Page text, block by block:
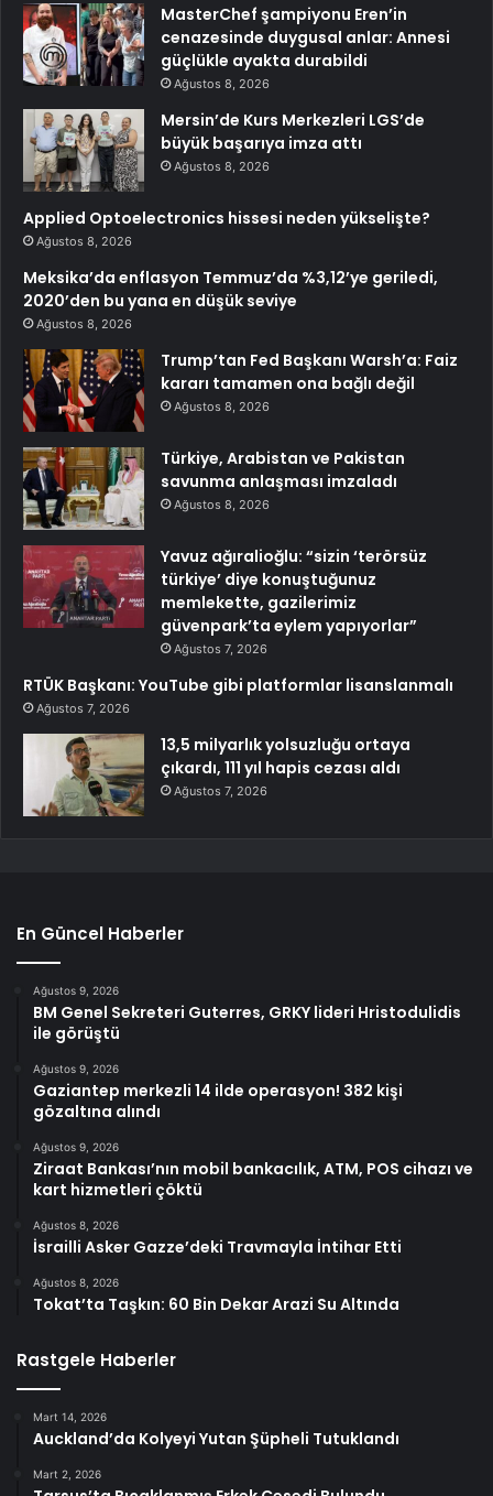
MasterChef şampiyonu Eren’in
cenazesinde duygusal anlar: Annesi
güçlükle ayakta durabildi
Ağustos 8, 2026
Mersin’de Kurs Merkezleri LGS’de
büyük başarıya imza attı
Ağustos 8, 2026
Applied Optoelectronics hissesi neden yükselişte?
Ağustos 8, 2026
Meksika’da enflasyon Temmuz’da %3,12’ye geriledi,
2020’den bu yana en düşük seviye
Ağustos 8, 2026
Trump’tan Fed Başkanı Warsh’a: Faiz
kararı tamamen ona bağlı değil
Ağustos 8, 2026
Türkiye, Arabistan ve Pakistan
savunma anlaşması imzaladı
Ağustos 8, 2026
Yavuz ağıralioğlu: “sizin ‘terörsüz
türkiye’ diye konuştuğunuz
memlekette, gazilerimiz
güvenpark’ta eylem yapıyorlar”
Ağustos 7, 2026
RTÜK Başkanı: YouTube gibi platformlar lisanslanmalı
Ağustos 7, 2026
13,5 milyarlık yolsuzluğu ortaya
çıkardı, 111 yıl hapis cezası aldı
Ağustos 7, 2026
En Güncel Haberler
Ağustos 9, 2026
BM Genel Sekreteri Guterres, GRKY lideri Hristodulidis
ile görüştü
Ağustos 9, 2026
Gaziantep merkezli 14 ilde operasyon! 382 kişi
gözaltına alındı
Ağustos 9, 2026
Ziraat Bankası’nın mobil bankacılık, ATM, POS cihazı ve
kart hizmetleri çöktü
Ağustos 8, 2026
İsrailli Asker Gazze’deki Travmayla İntihar Etti
Ağustos 8, 2026
Tokat’ta Taşkın: 60 Bin Dekar Arazi Su Altında
Rastgele Haberler
Mart 14, 2026
Auckland’da Kolyeyi Yutan Şüpheli Tutuklandı
Mart 2, 2026